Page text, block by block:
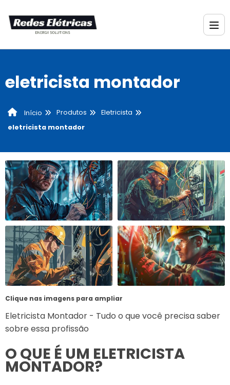
eletricista montador
Início Produtos
Eletricista
eletricista montador
Clique nas imagens para ampliar
Eletricista Montador - Tudo o que você precisa saber
sobre essa profissão
O QUE É UM ELETRICISTA
MONTADOR?